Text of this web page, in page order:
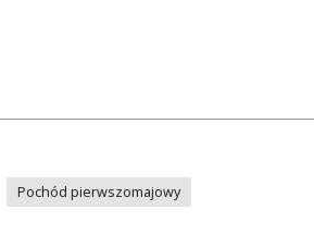
Pochód pierwszomajowy